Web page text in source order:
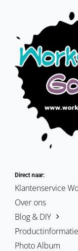
Direct naar:
Klantenservice
Over ons
Blog & DIY
Photo Album